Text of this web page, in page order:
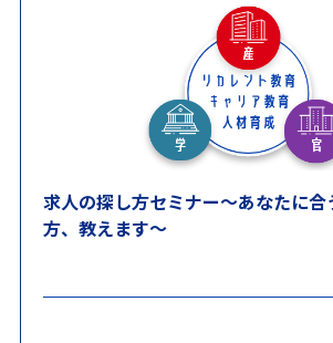
求人の探し方セミナー～あなたに合
方、教えます～